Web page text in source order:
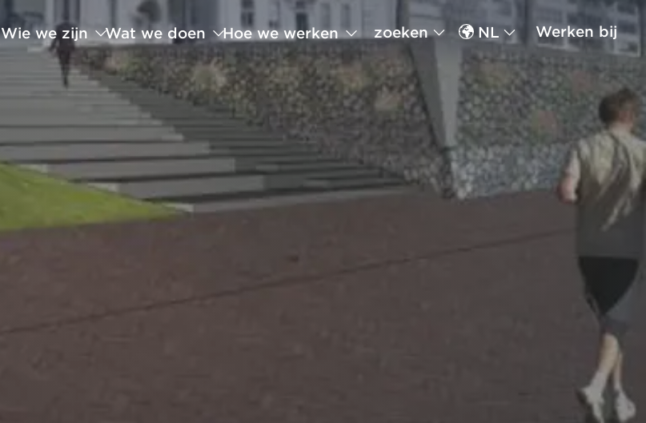
Werken bij
NL
zoeken
Wie we zijn Wat we doen Hoe we werken